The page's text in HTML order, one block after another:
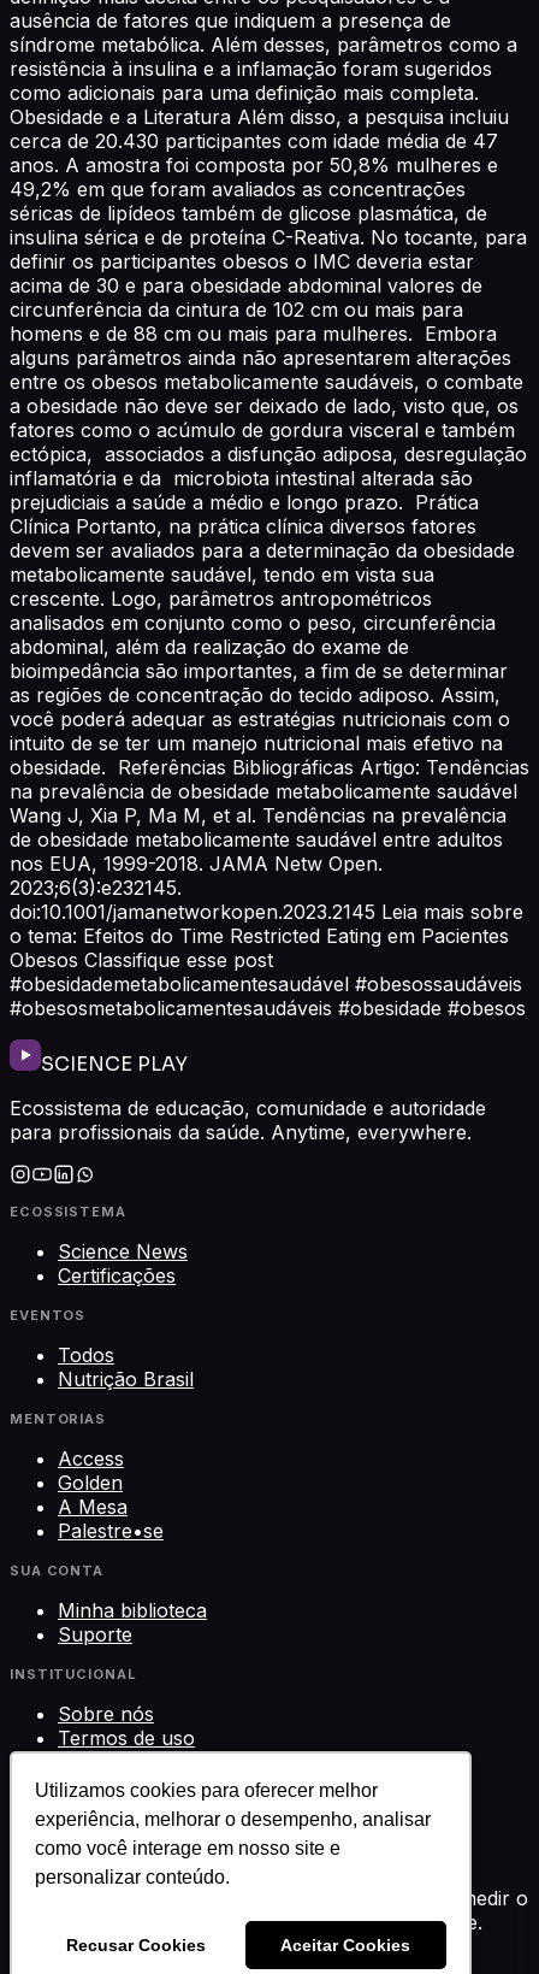
Utilizamos cookies para oferecer melhor
experiência, melhorar o desempenho, analisar
como você interage em nosso site e
personalizar conteúdo.
Recusar Cookies Aceitar Cookies
ausência de fatores que indiquem a presença de
síndrome metabólica. Além desses, parâmetros como a
resistência à insulina e a inflamação foram sugeridos
como adicionais para uma definição mais completa.
Obesidade e a Literatura Além disso, a pesquisa incluiu
cerca de 20.430 participantes com idade média de 47
anos. A amostra foi composta por 50,8% mulheres e
49,2% em que foram avaliados as concentrações
séricas de lipídeos também de glicose plasmática, de
insulina sérica e de proteína C-Reativa. No tocante, para
definir os participantes obesos o IMC deveria estar
acima de 30 e para obesidade abdominal valores de
circunferência da cintura de 102 cm ou mais para
homens e de 88 cm ou mais para mulheres. Embora
alguns parâmetros ainda não apresentarem alterações
entre os obesos metabolicamente saudáveis, o combate
a obesidade não deve ser deixado de lado, visto que, os
fatores como o acúmulo de gordura visceral e também
ectópica, associados a disfunção adiposa, desregulação
inflamatória e da microbiota intestinal alterada são
prejudiciais a saúde a médio e longo prazo. Prática
Clínica Portanto, na prática clínica diversos fatores
devem ser avaliados para a determinação da obesidade
metabolicamente saudável, tendo em vista sua
crescente. Logo, parâmetros antropométricos
analisados em conjunto como o peso, circunferência
abdominal, além da realização do exame de
bioimpedância são importantes, a fim de se determinar
as regiões de concentração do tecido adiposo. Assim,
você poderá adequar as estratégias nutricionais com o
intuito de se ter um manejo nutricional mais efetivo na
obesidade. Referências Bibliográficas Artigo: Tendências
na prevalência de obesidade metabolicamente saudável
Wang J, Xia P, Ma M, et al. Tendências na prevalência
de obesidade metabolicamente saudável entre adultos
nos EUA, 1999-2018. JAMA Netw Open.
2023;6(3):e232145.
doi:10.1001/jamanetworkopen.2023.2145 Leia mais sobre
o tema: Efeitos do Time Restricted Eating em Pacientes
Obesos Classifique esse post
#obesidademetabolicamentesaudável #obesossaudáveis
#obesosmetabolicamentesaudáveis #obesidade #obesos
SCIENCE PLAY
Ecossistema de educação, comunidade e autoridade
para profissionais da saúde. Anytime, everywhere.
ECOSSISTEMA
Science News
Certificações
EVENTOS
Todos
Nutrição Brasil
MENTORIAS
Access
Golden
A Mesa
Palestre•se
SUA CONTA
Minha biblioteca
Suporte
INSTITUCIONAL
Sobre nós
Termos de uso
Privacidade
Contato
2026Science Play Cursos LTDA · CNPJ
33.612.911/0001-29 · Brasília, DFScience Play®
Usamos cookies para melhorar sua experiência, medir o
desempenho e personalizar conteúdo. Você decide.
Política de privacidade